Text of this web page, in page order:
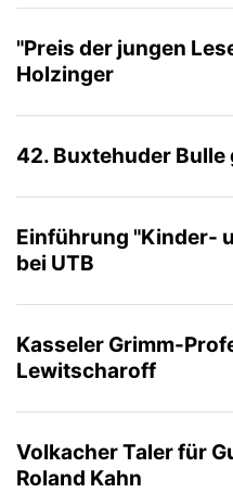
"Preis der jungen
Holzinger
42. Buxtehuder Bulle
Einführung "Kinder-
bei UTB
Kasseler Grimm-
Lewitscharoff
Volkacher Taler für
Roland Kahn